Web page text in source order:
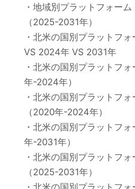
・地域別プラットフォー
（2025-2031年）
・北米の国別プラットフ
VS 2024年 VS 2031年
・北米の国別プラットフ
年-2024年）
・北米の国別プラットフ
（2020年-2024年）
・北米の国別プラットフ
年-2031年）
・北米の国別プラットフ
（2025-2031年）